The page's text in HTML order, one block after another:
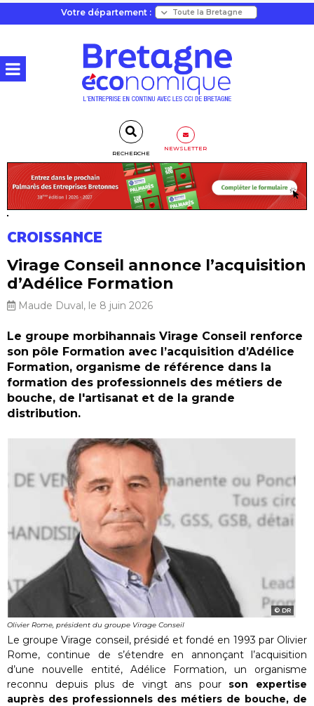
Votre département :
RECHERCHE
NEWSLETTER
CROISSANCE
Virage Conseil annonce l’acquisition
d’Adélice Formation
Maude Duval, le 8 juin 2026
Le groupe morbihannais Virage Conseil renforce
son pôle Formation avec l’acquisition d’Adélice
Formation, organisme de référence dans la
formation des professionnels des métiers de
bouche, de l'artisanat et de la grande
distribution.
DR
Olivier Rome, président du groupe Virage Conseil
Le groupe Virage conseil, présidé et fondé en 1993 par Olivier
Rome, continue de s’étendre en annonçant l’acquisition
d’une nouvelle entité, Adélice Formation, un organisme
reconnu depuis plus de vingt ans pour son expertise
auprès des professionnels des métiers de bouche, de